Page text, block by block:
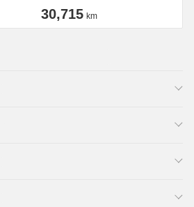
30,715 km